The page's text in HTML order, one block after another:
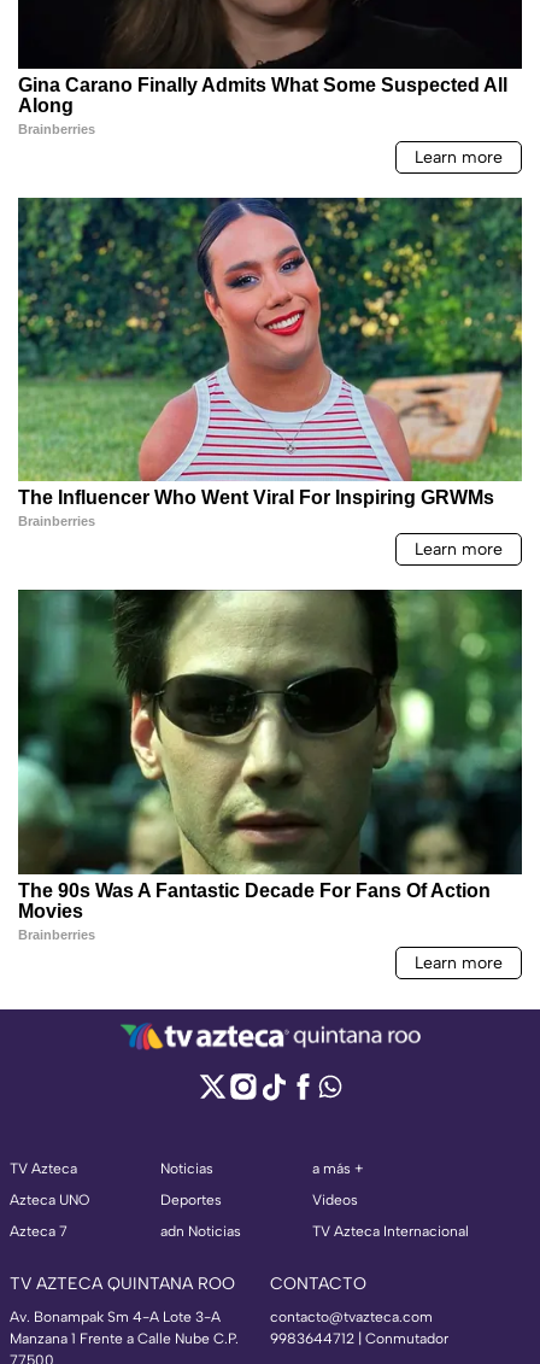
TV Azteca
Azteca UNO
Azteca 7
Noticias
Deportes
adn Noticias
a más +
Videos
TV Azteca Internacional
TV AZTECA QUINTANA ROO
Av. Bonampak Sm 4-A Lote 3-A
Manzana 1 Frente a Calle Nube C.P.
77500
CONTACTO
contacto@tvazteca.com
9983644712 | Conmutador